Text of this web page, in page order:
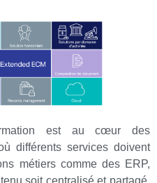
est au cœur des
différents services doivent
métiers comme des ERP,
soit centralisé et partagé.